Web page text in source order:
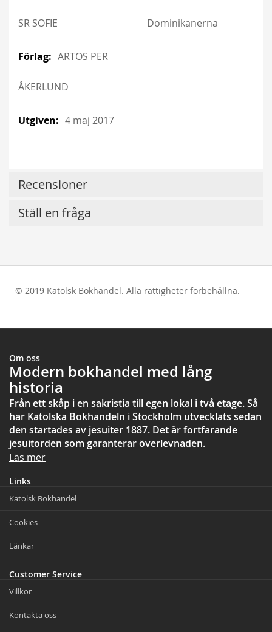
SR SOFIE
ARTOS PER
ÅKERLUND
4 maj 2017
Dominikanerna
Recensioner
Ställ en fråga
© 2019 Katolsk Bokhandel. Alla rättigheter förbehållna.
Om oss
Modern bokhandel med lång
historia
Från ett skåp i en sakristia till egen lokal i två etage. Så
har Katolska Bokhandeln i Stockholm utvecklats sedan
den startades av jesuiter 1887. Det är fortfarande
jesuitorden som garanterar överlevnaden.
Läs mer
Links
Katolsk Bokhandel
Cookies
Länkar
Customer Service
Villkor
Kontakta oss